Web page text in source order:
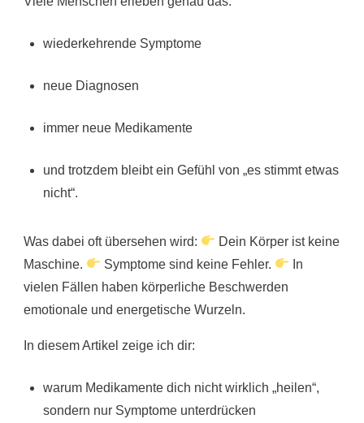
wiederkehrende Symptome
neue Diagnosen
immer neue Medikamente
und trotzdem bleibt ein Gefühl von „es stimmt etwas
nicht“.
Was dabei oft übersehen wird:
Dein Körper ist keine
Maschine.
Symptome sind keine Fehler.
In
vielen Fällen haben körperliche Beschwerden
emotionale und energetische Wurzeln.
In diesem Artikel zeige ich dir:
warum Medikamente dich nicht wirklich „heilen“,
sondern nur Symptome unterdrücken